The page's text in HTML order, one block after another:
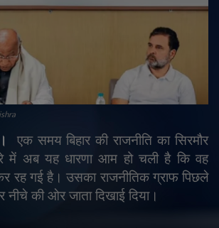
एक समय बिहार की राजनीति का सिरमौर
में अब यह धारणा आम हो चली है कि वह
रह गई है। उसका राजनीतिक ग्राफ पिछले
की ओर जाता दिखाई दिया।